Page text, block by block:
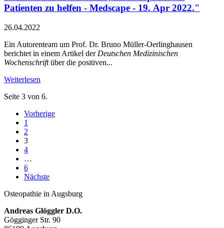
Patienten zu helfen - Medscape - 19. Apr 2022."
26.04.2022
Ein Autorenteam um Prof. Dr. Bruno Müller-Oerlinghausen
berichtet in einem Artikel der Deutschen Medizinischen
Wochenschriftüber die positiven...
Weiterlesen
Seite 3 von 6.
Vorherige
1
2
3
4
…
6
Nächste
Osteopathie in Augsburg
Andreas Glöggler D.O.
Gögginger Str. 90